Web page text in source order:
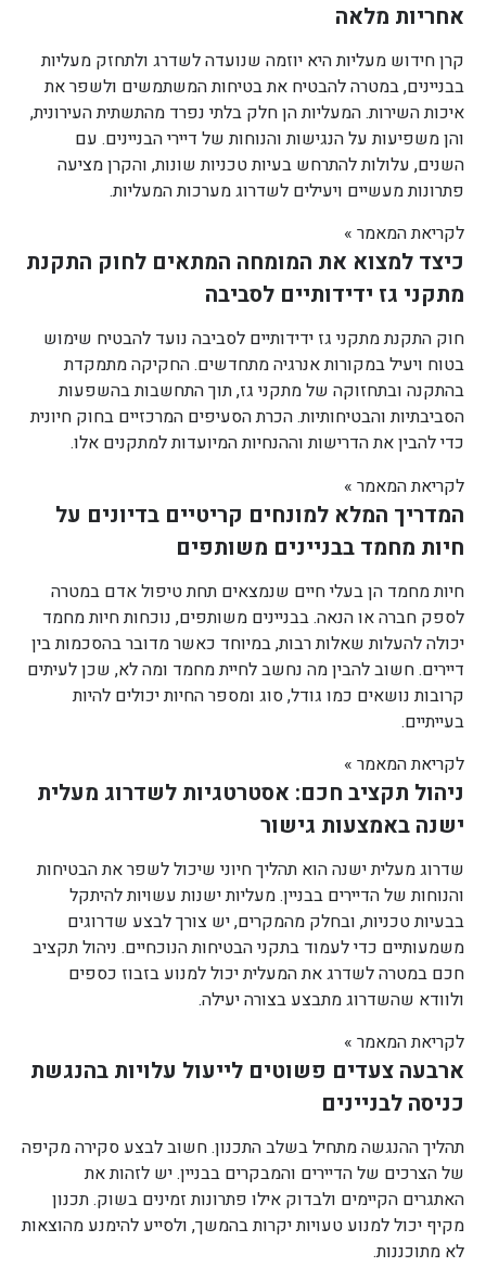
אחריות מלאה
קרן חידוש מעליות היא יוזמה שנועדה לשדרג ולתחזק מעליות
בבניינים, במטרה להבטיח את בטיחות המשתמשים ולשפר את
איכות השירות. המעליות הן חלק בלתי נפרד מהתשתית העירונית,
והן משפיעות על הנגישות והנוחות של דיירי הבניינים. עם
השנים, עלולות להתרחש בעיות טכניות שונות, והקרן מציעה
פתרונות מעשיים ויעילים לשדרוג מערכות המעליות.
לקריאת המאמר »
כיצד למצוא את המומחה המתאים לחוק התקנת
מתקני גז ידידותיים לסביבה
חוק התקנת מתקני גז ידידותיים לסביבה נועד להבטיח שימוש
בטוח ויעיל במקורות אנרגיה מתחדשים. החקיקה מתמקדת
בהתקנה ובתחזוקה של מתקני גז, תוך התחשבות בהשפעות
הסביבתיות והבטיחותיות. הכרת הסעיפים המרכזיים בחוק חיונית
כדי להבין את הדרישות וההנחיות המיועדות למתקנים אלו.
לקריאת המאמר »
המדריך המלא למונחים קריטיים בדיונים על
חיות מחמד בבניינים משותפים
חיות מחמד הן בעלי חיים שנמצאים תחת טיפול אדם במטרה
לספק חברה או הנאה. בבניינים משותפים, נוכחות חיות מחמד
יכולה להעלות שאלות רבות, במיוחד כאשר מדובר בהסכמות בין
דיירים. חשוב להבין מה נחשב לחיית מחמד ומה לא, שכן לעיתים
קרובות נושאים כמו גודל, סוג ומספר החיות יכולים להיות
בעייתיים.
לקריאת המאמר »
ניהול תקציב חכם: אסטרטגיות לשדרוג מעלית
ישנה באמצעות גישור
שדרוג מעלית ישנה הוא תהליך חיוני שיכול לשפר את הבטיחות
והנוחות של הדיירים בבניין. מעליות ישנות עשויות להיתקל
בבעיות טכניות, ובחלק מהמקרים, יש צורך לבצע שדרוגים
משמעותיים כדי לעמוד בתקני הבטיחות הנוכחיים. ניהול תקציב
חכם במטרה לשדרג את המעלית יכול למנוע בזבוז כספים
ולוודא שהשדרוג מתבצע בצורה יעילה.
לקריאת המאמר »
ארבעה צעדים פשוטים לייעול עלויות בהנגשת
כניסה לבניינים
תהליך ההנגשה מתחיל בשלב התכנון. חשוב לבצע סקירה מקיפה
של הצרכים של הדיירים והמבקרים בבניין. יש לזהות את
האתגרים הקיימים ולבדוק אילו פתרונות זמינים בשוק. תכנון
מקיף יכול למנוע טעויות יקרות בהמשך, ולסייע להימנע מהוצאות
לא מתוכננות.